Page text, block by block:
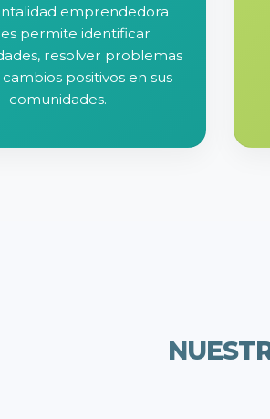
emprendedora
permite identificar
resolver problemas
positivos en sus
comunidades.